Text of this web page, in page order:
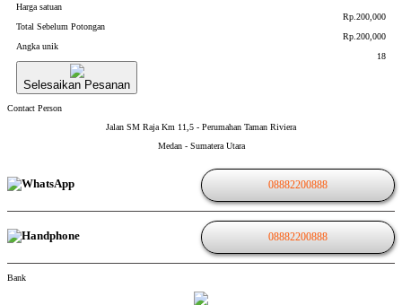
Harga satuan
Rp.200,000
Total Sebelum Potongan
Rp.200,000
Angka unik
18
Selesaikan Pesanan
Contact Person
Jalan SM Raja Km 11,5 - Perumahan Taman Riviera
Medan - Sumatera Utara
08882200888
08882200888
Bank